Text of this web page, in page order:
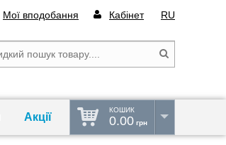
Мої вподобання Кабінет RU
Акції
КОШИК
0.00 грн